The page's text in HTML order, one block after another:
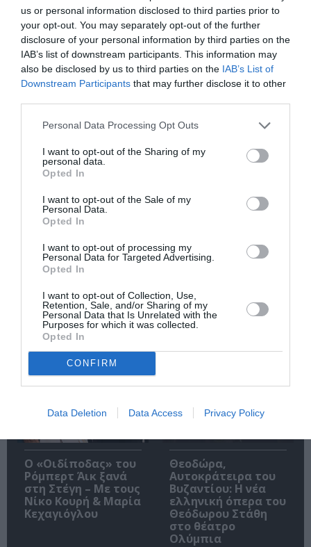
us or personal information disclosed to third parties prior to
your opt-out. You may separately opt-out of the further
disclosure of your personal information by third parties on the
IAB’s list of downstream participants. This information may
also be disclosed by us to third parties on the IAB’s List of
Downstream Participants that may further disclose it to other
Personal Data Processing Opt Outs
I want to opt-out of the Sharing of my
personal data.
Opted In
I want to opt-out of the Sale of my
Personal Data.
Opted In
I want to opt-out of processing my
Personal Data for Targeted Advertising.
Opted In
I want to opt-out of Collection, Use,
Retention, Sale, and/or Sharing of my
Personal Data that Is Unrelated with the
Purposes for which it was collected.
Opted In
CONFIRM
Data Deletion Data Access Privacy Policy
Σαρωνίς Βατικιώτη
Γκάτσου –
Διαφάνειες Ζωής:
Έκθεση στο Katheti
Summer 2026
Απόστολος
Χαντζαράς –
«Κλεμμένος
Πειρατής» &
“Beauty and Blue”:
έκθεση στην Πάτμο
Αλέξανδρος
State of Change:
Έκθεση στην
γκαλερί Ακρόπρωρο
Βίντσι έχει
τοποθετηθεί
Δημοφιλή Άρθρα
O «Οιδίποδας» του
Ρόμπερτ Άικ ξανά
στη Στέγη – Με τους
Νίκο Κουρή & Μαρία
Κεχαγιόγλου
Θεοδώρα,
Αυτοκράτειρα του
Βυζαντίου: Η νέα
ελληνική όπερα του
Θεόδωρου Στάθη
στο θέατρο
Ολύμπια